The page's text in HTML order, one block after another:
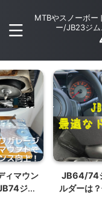
MTBやスノーボー
ー/JB23ジ
ィマウン
ジム
JB64/74
ルダーは